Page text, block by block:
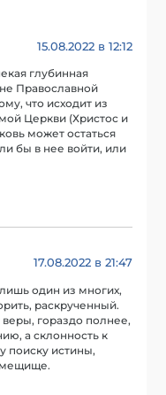
15.08.2022 в 12:12
глубинная
Православной
что исходит из
Церкви (Христос и
может остаться
бы в нее войти, или
17.08.2022 в 21:47
один из многих,
раскрученный.
гораздо полнее,
а склонность к
поиску истины,